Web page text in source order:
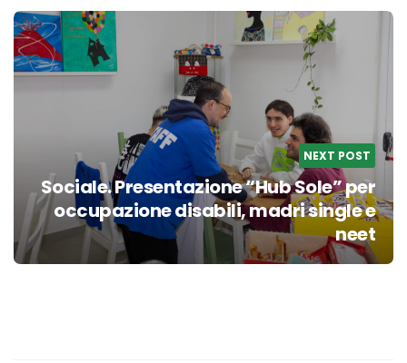
NEXT POST
Sociale. Presentazione “Hub Sole” per
occupazione disabili, madri single e
neet